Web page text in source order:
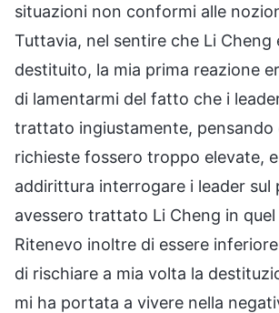
situazioni non conformi alle
Tuttavia, nel sentire che Li Cheng
destituito, la mia prima reazione
di lamentarmi del fatto che i
trattato ingiustamente, pensando
richieste fossero troppo elevate,
addirittura interrogare i leader sul
avessero trattato Li Cheng in
Ritenevo inoltre di essere
di rischiare a mia volta la
mi ha portata a vivere nella